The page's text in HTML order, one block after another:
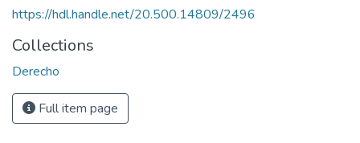
https://hdl.handle.net/20.500.14809/2496
Collections
Derecho
Full item page